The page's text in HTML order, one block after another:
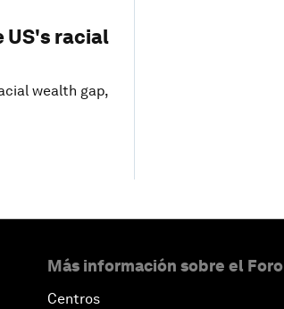
US's racial
wealth gap,
Más información sobre el Foro
Centros